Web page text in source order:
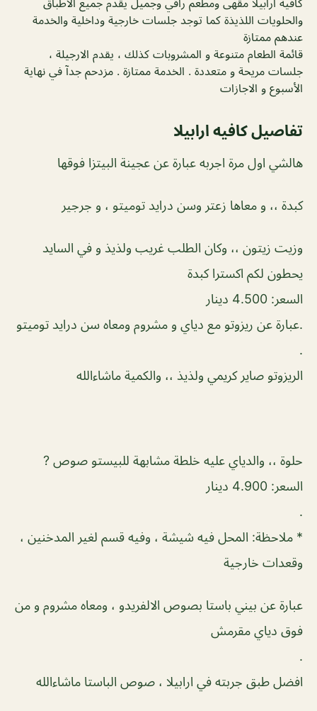
كافيه ارابيلا مقهى ومطعم راقي وجميل يقدم جميع الأطباق
والحلويات اللذيذة كما توجد جلسات خارجية وداخلية والخدمة
عندهم ممتازة
قائمة الطعام متنوعة و المشروبات كذلك ، يقدم الارجيلة ،
جلسات مريحة و متعددة . الخدمة ممتازة . مزدحم جدآ في نهاية
الأسبوع و الاجازات
تفاصيل كافيه ارابيلا
هالشي اول مرة اجربه عبارة عن عجينة البيتزا فوقها
كبدة ،، و معاها زعتر وسن درايد توميتو ، و جرجير
وزيت زيتون ،، وكان الطلب غريب ولذيذ و في السايد
يحطون لكم اكسترا كبدة
السعر: 4.500 دينار
.عبارة عن ريزوتو مع دياي و مشروم ومعاه سن درايد توميتو
.
الريزوتو صاير كريمي ولذيذ ،، والكمية ماشاءالله
حلوة ،، والدياي عليه خلطة مشابهة للبيستو صوص ?
السعر: 4.900 دينار
.
* ملاحظة: المحل فيه شيشة ، وفيه قسم لغير المدخنين ،
وقعدات خارجية
عبارة عن بيني باستا بصوص الالفريدو ، ومعاه مشروم و من
فوق دياي مقرمش
.
افضل طبق جربته في ارابيلا ، صوص الباستا ماشاءالله